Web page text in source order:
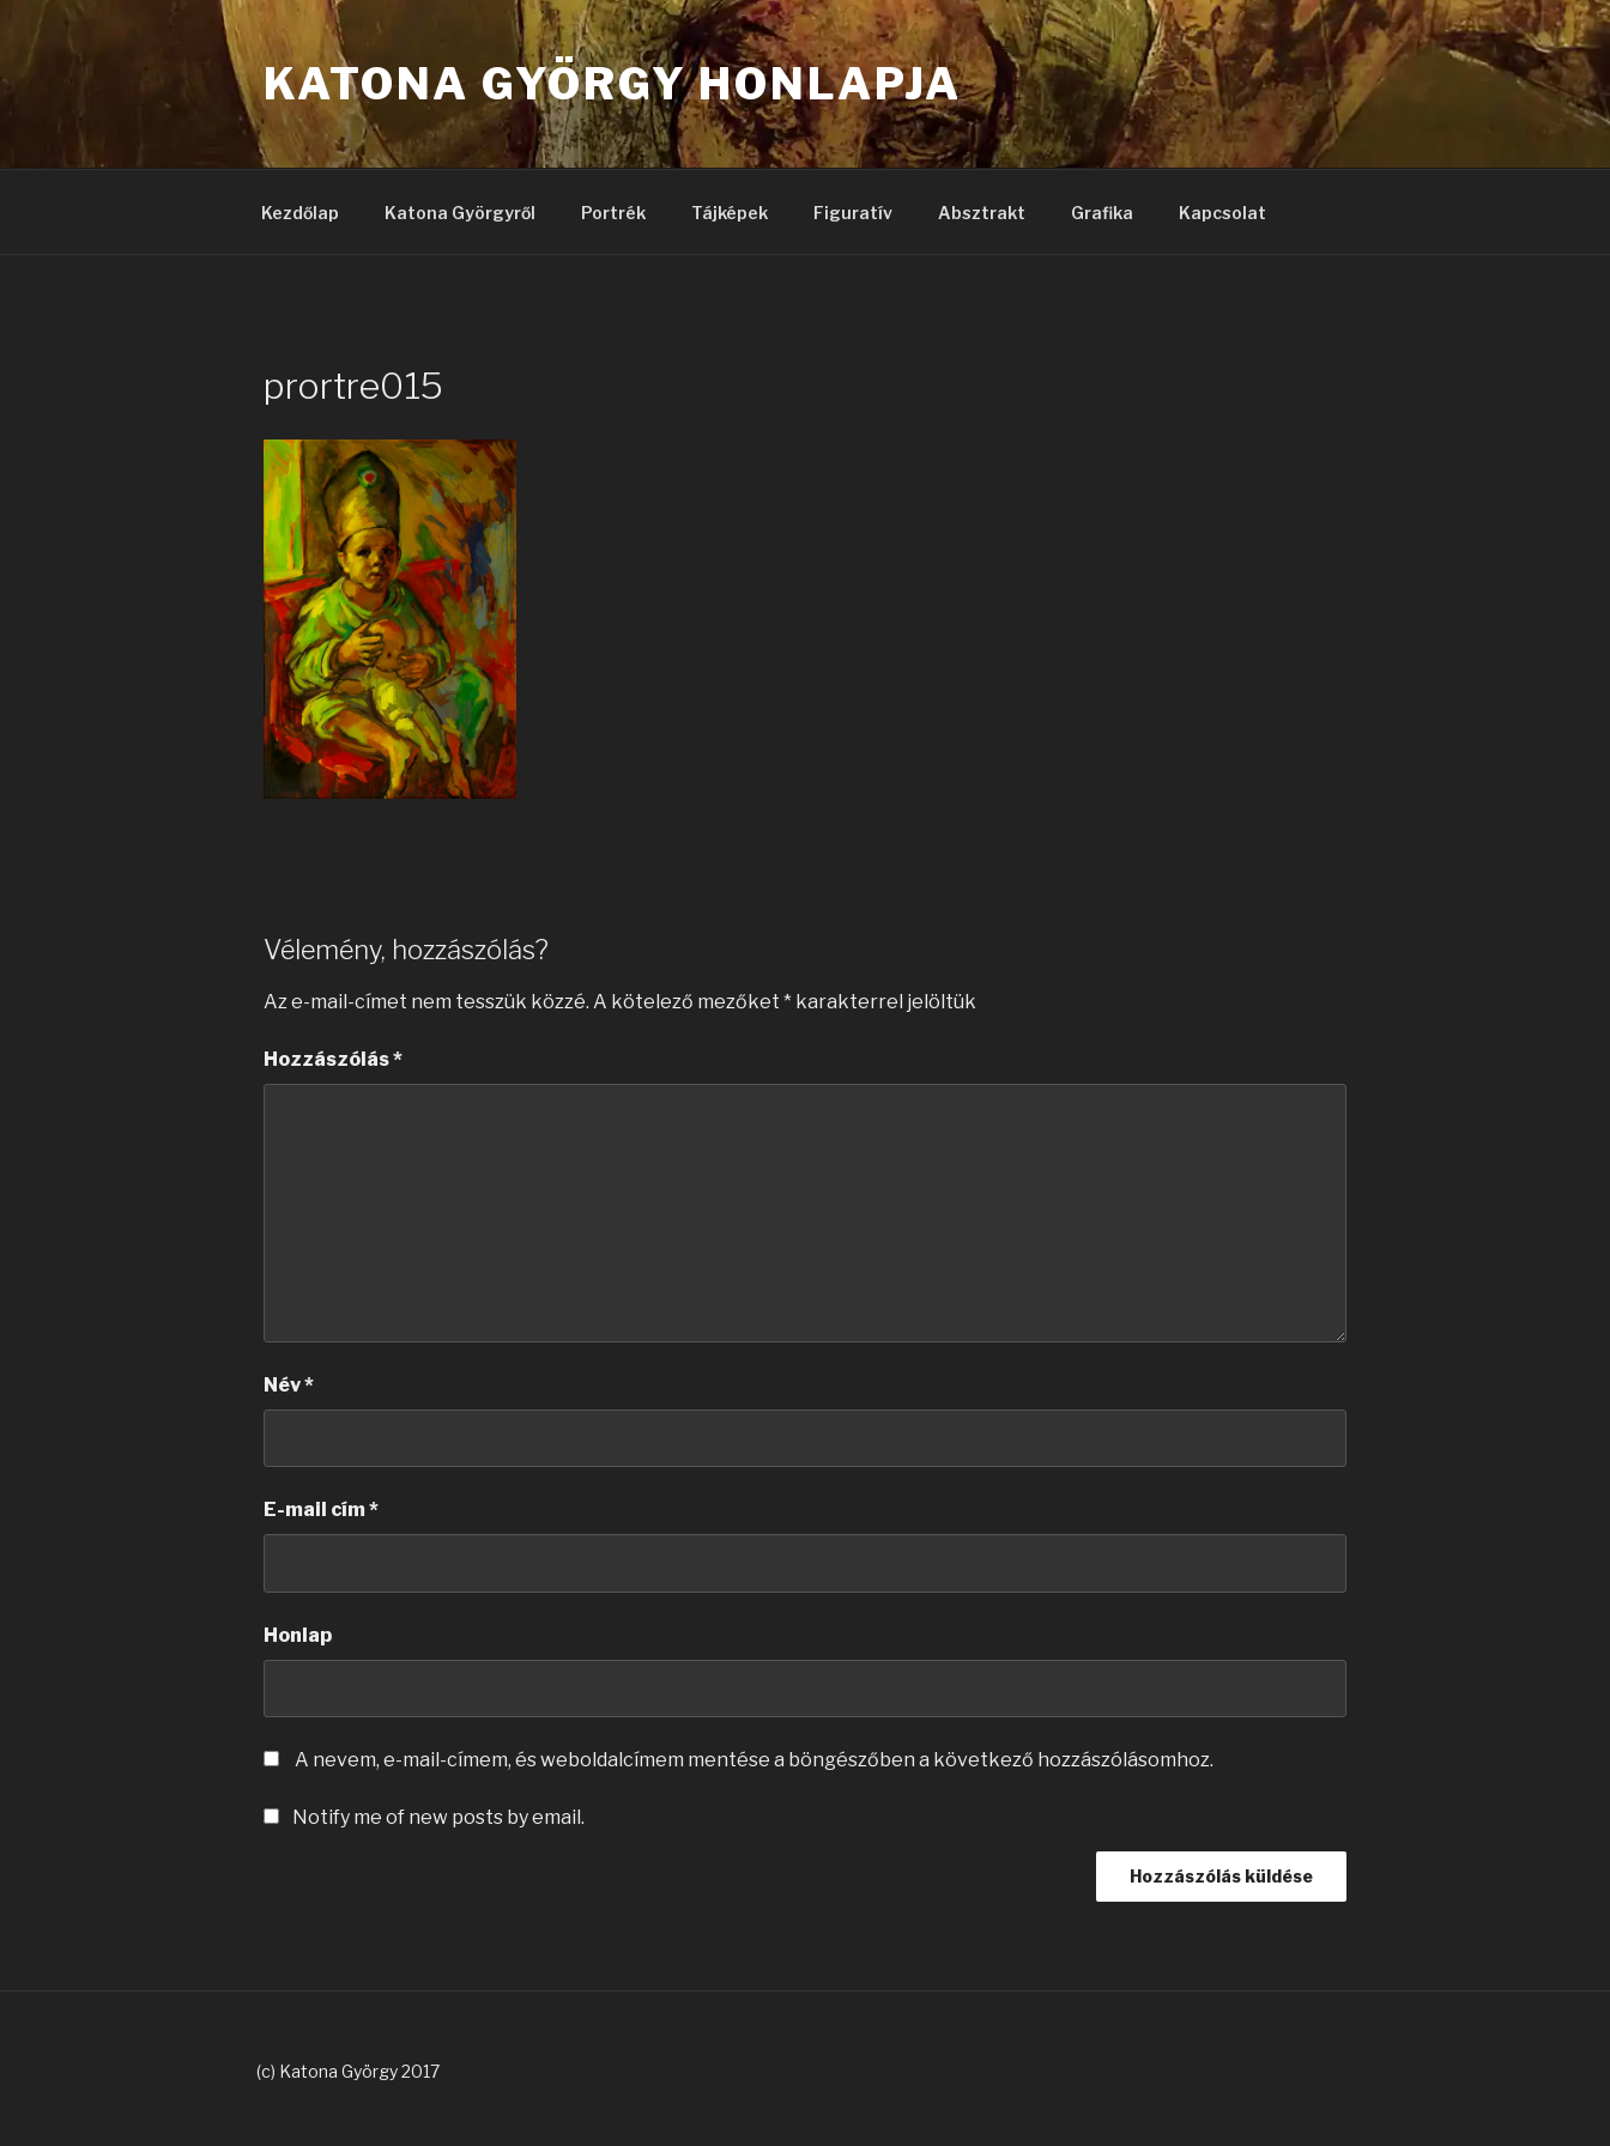
Tartalomhoz
KATONA GYÖRGY HONLAPJA
Kezdőlap Katona Györgyről Portrék Tájképek Figuratív Absztrakt Grafika Kapcsolat
prortre015
Vélemény, hozzászólás?
Az e-mail-címet nem tesszük közzé. A kötelező mezőket * karakterrel jelöltük
Hozzászólás*
Név*
E-mail cím*
Honlap
A nevem, e-mail-címem, és weboldalcímem mentése a böngészőben a következő hozzászólásomhoz.
Notify me of new posts by email.
(c) Katona György 2017